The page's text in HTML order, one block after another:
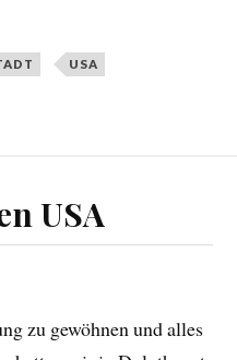
USA
USA
zu gewöhnen und alles